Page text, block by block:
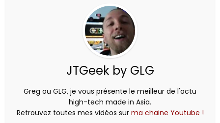
JTGeek by GLG
Greg ou GLG, je vous présente le meilleur de l'actu
high-tech made in Asia.
Retrouvez toutes mes vidéos sur ma chaine Youtube !